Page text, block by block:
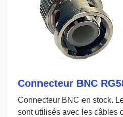
Connecteur BNC en stock.
sont utilisés avec les câbles